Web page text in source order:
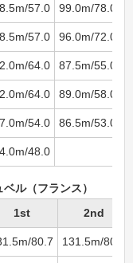
57.0 99.0m/78.0
57.0 96.0m/72.0
64.0 87.5m/55.0
64.0 89.0m/58.0
54.0 86.5m/53.0
48.0
ル（フランス）
1st 2nd
80.7 131.5m/80.7